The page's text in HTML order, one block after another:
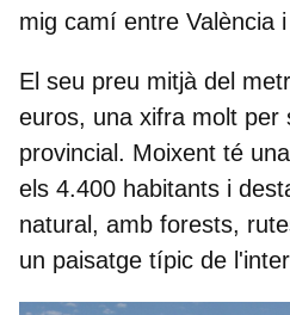
mig camí entre València
El seu preu mitjà del
euros, una xifra molt per
provincial. Moixent té
els 4.400 habitants i
natural, amb forests,
un paisatge típic de